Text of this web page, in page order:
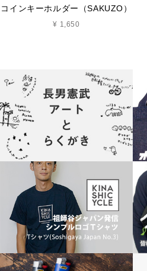
コインキーホルダー（SAKUZO）
¥ 1,650